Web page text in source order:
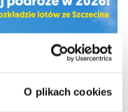
O plikach cookies